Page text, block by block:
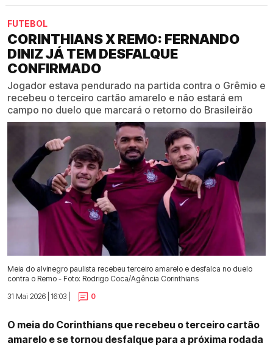
FUTEBOL
CORINTHIANS X REMO: FERNANDO
DINIZ JÁ TEM DESFALQUE
CONFIRMADO
Jogador estava pendurado na partida contra o Grêmio e
recebeu o terceiro cartão amarelo e não estará em
campo no duelo que marcará o retorno do Brasileirão
Meia do alvinegro paulista recebeu terceiro amarelo e desfalca no duelo
contra o Remo - Foto: Rodrigo Coca/Agência Corinthians
31 Mai 2026 | 16:03 |
0
O meia do Corinthians que recebeu o terceiro cartão
amarelo e se tornou desfalque para a próxima rodada